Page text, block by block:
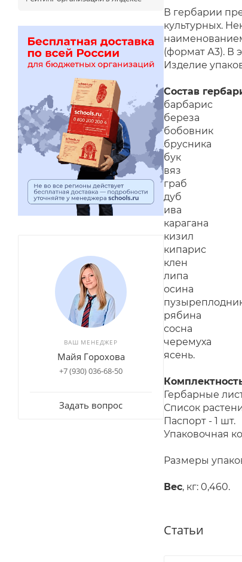
В гербарии
культурных.
(формат А3). В
Изделие
Состав
барбарис
береза
бобовник
брусника
бук
вяз
граб
дуб
ива
карагана
кизил
кипарис
клен
липа
осина
рябина
сосна
черемуха
ясень.
Гербарные
Список
Паспорт - 1 шт.
Упаковочная
Размеры
Вес, кг: 0,460.
Статьи
ВАШ МЕНЕДЖЕР
Майя Горохова
+7 (930) 036-68-50
Задать вопрос